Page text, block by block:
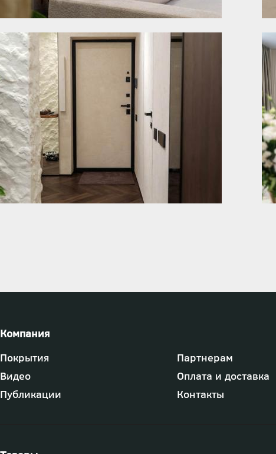
Футер
-
меню
"Компания"
Покрытия Партнерам
Видео
Оплата и доставка
Публикации
Контакты